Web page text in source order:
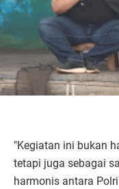
"Kegiatan ini bukan
tetapi juga sebagai
harmonis antara